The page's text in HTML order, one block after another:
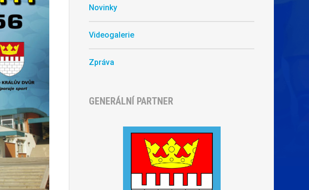
Novinky
Videogalerie
Zpráva
GENERÁLNÍ PARTNER